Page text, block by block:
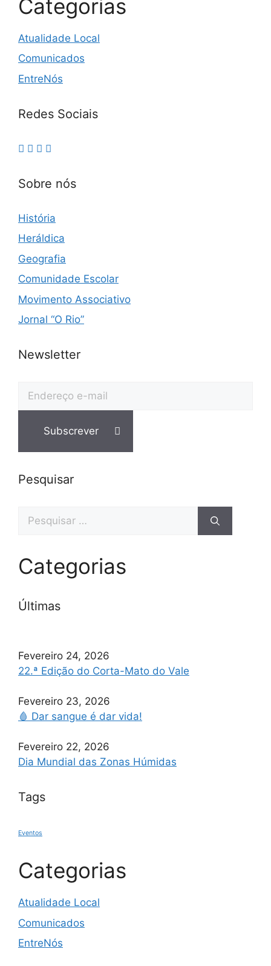
Categorias
Atualidade Local
Comunicados
EntreNós
Redes Sociais
Sobre nós
História
Heráldica
Geografia
Comunidade Escolar
Movimento Associativo
Jornal “O Rio”
Newsletter
Pesquisar
Pesquisar
Categorias
Últimas
Fevereiro 24, 2026
22.ª Edição do Corta-Mato do Vale
Fevereiro 23, 2026
🩸 Dar sangue é dar vida!
Fevereiro 22, 2026
Dia Mundial das Zonas Húmidas
Tags
Eventos
Categorias
Atualidade Local
Comunicados
EntreNós